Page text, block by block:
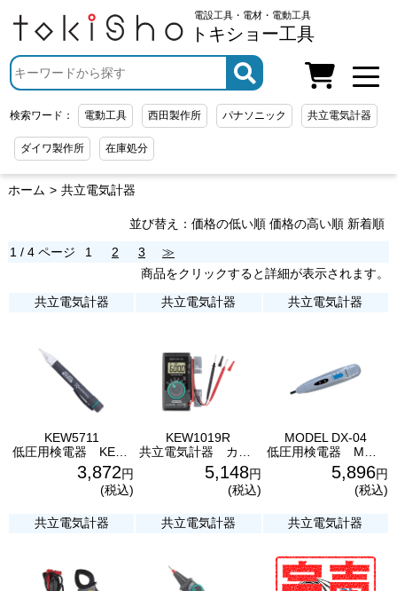
電設工具・電材・電動工具
トキショー工具
検索ワード： 電動工具 西田製作所 パナソニック 共立電気計器
ダイワ製作所 在庫処分
ホーム 共立電気計器
並び替え：価格の低い順 価格の高い順 新着順
1 / 4 ページ
1 2 3
≫
商品をクリックすると詳細が表示されます。
共立電気計器
KEW5711
低圧用検電器 KEW5711 共立電気計器
3,872円
(税込)
共立電気計器
KEW1019R
5,148円
(税込)
共立電気計器
MODEL DX-04
5,896円
(税込)
共立電気計器 共立電気計器 共立電気計器